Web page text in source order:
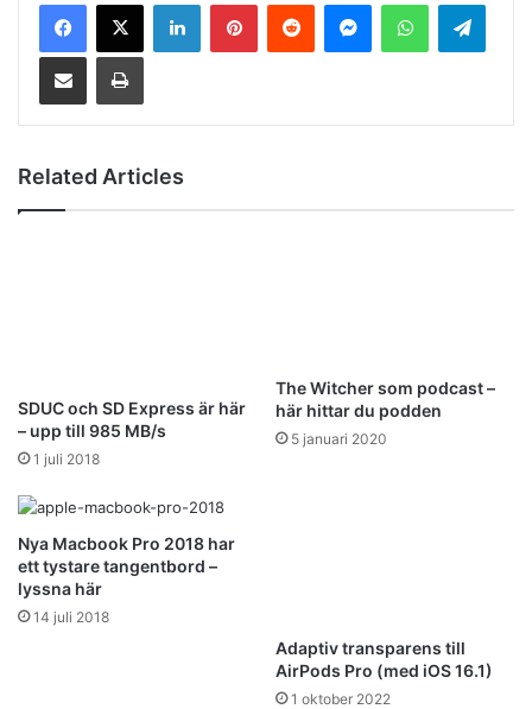
Related Articles
SDUC och SD Express är här
– upp till 985 MB/s
1 juli 2018
The Witcher som podcast –
här hittar du podden
5 januari 2020
Nya Macbook Pro 2018 har
ett tystare tangentbord –
lyssna här
14 juli 2018
Adaptiv transparens till
AirPods Pro (med iOS 16.1)
1 oktober 2022